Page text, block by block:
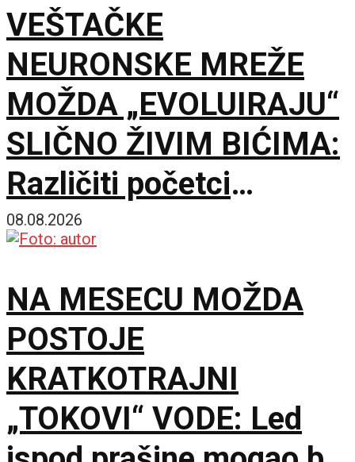
VEŠTAČKE
NEURONSKE MREŽE
MOŽDA „EVOLUIRAJU“
SLIČNO ŽIVIM BIĆIMA:
Različiti početci
završavaju u sličnim
08.08.2026
NA MESECU MOŽDA
POSTOJE
KRATKOTRAJNI
„TOKOVI“ VODE: Led